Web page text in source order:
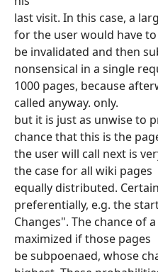
last visit. In this case, a
for the user would have to
be invalidated and then
nonsensical in a single
1000 pages, because
called anyway. only.
but it is just as unwise to
chance that this is the
the user will call next is
the case for all wiki pages
equally distributed.
preferentially, e.g. the
Changes". The chance of
maximized if those pages
be subpoenaed, whose